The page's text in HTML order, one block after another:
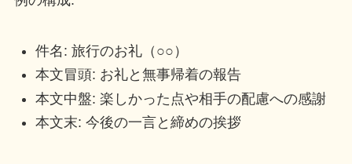
件名: 旅行のお礼（○○）
本文冒頭: お礼と無事帰着の報告
本文中盤: 楽しかった点や相手の配慮への感謝
本文末: 今後の一言と締めの挨拶